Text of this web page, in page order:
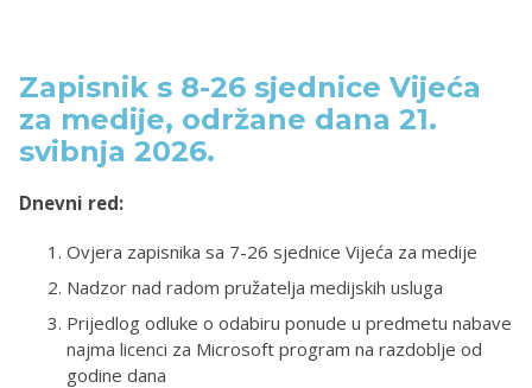
Zapisnik s 8-26 sjednice Vijeća
za medije, održane dana 21.
svibnja 2026.
Dnevni red:
Ovjera zapisnika sa 7-26 sjednice Vijeća za medije
Nadzor nad radom pružatelja medijskih usluga
Prijedlog odluke o odabiru ponude u predmetu nabave
najma licenci za Microsoft program na razdoblje od
godine dana